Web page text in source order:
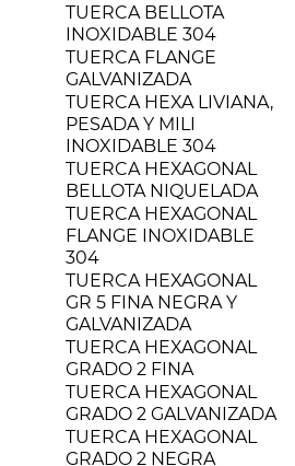
TUERCA BELLOTA
INOXIDABLE 304
TUERCA FLANGE
GALVANIZADA
TUERCA HEXA LIVIANA,
PESADA Y MILI
INOXIDABLE 304
TUERCA HEXAGONAL
BELLOTA NIQUELADA
TUERCA HEXAGONAL
FLANGE INOXIDABLE
304
TUERCA HEXAGONAL
GR 5 FINA NEGRA Y
GALVANIZADA
TUERCA HEXAGONAL
GRADO 2 FINA
TUERCA HEXAGONAL
GRADO 2 GALVANIZADA
TUERCA HEXAGONAL
GRADO 2 NEGRA